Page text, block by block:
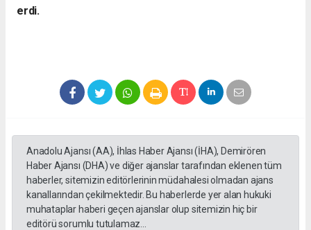
erdi.
Anadolu Ajansı (AA), İhlas Haber Ajansı (İHA), Demirören
Haber Ajansı (DHA) ve diğer ajanslar tarafından eklenen tüm
haberler, sitemizin editörlerinin müdahalesi olmadan ajans
kanallarından çekilmektedir. Bu haberlerde yer alan hukuki
muhataplar haberi geçen ajanslar olup sitemizin hiç bir
editörü sorumlu tutulamaz...